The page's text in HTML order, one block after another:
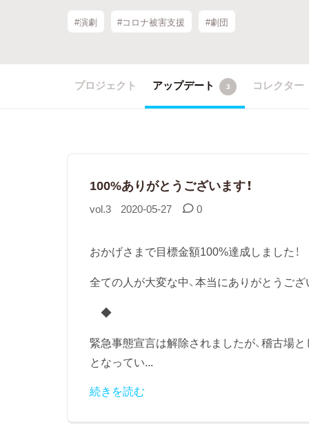
#演劇 #コロナ被害支援 #劇団
プロジェクト アップデート 3 コレクター
100%ありがとうございます！
vol.3 2020-05-27 0
おかげさまで目標金額100%達成しました！
全ての人が大変な中、本当にありがとうござ
◆
緊急事態宣言は解除されましたが、稽古場
となってい...
続きを読む